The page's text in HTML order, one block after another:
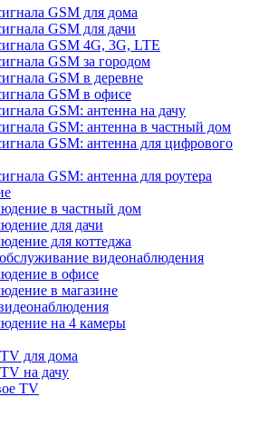
GSM для дома
GSM для дачи
GSM 4G, 3G, LTE
GSM за городом
GSM в деревне
GSM в офисе
GSM: антенна на дачу
GSM: антенна в частный дом
GSM: антенна для цифрового
GSM: антенна для роутера
в частный дом
для дачи
для коттеджа
видеонаблюдения
в офисе
в магазине
на 4 камеры
для дома
на дачу
TV